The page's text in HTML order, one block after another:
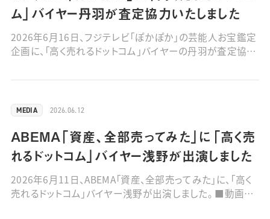
ム」バイヤー丹羽が査定協力いたしました
2026年6月16日、フジテレビ「ぽかぽか」の芸能人お宝鑑定
企画に、「高く売れるドットコム」バイヤーの丹羽が査定協力
を査定しております。 ■動画はこちら（6月23日(火)11:46 終
2026.06.12
MEDIA
ABEMA「資産、全部売ってみた」に「高く売
れるドットコム」バイヤー浅野が出演しました
2026年6月11日、ABEMA「資産、全部売ってみた」に、「高く
売れるドットコム」バイヤー浅野が出演しました。 ■動画は